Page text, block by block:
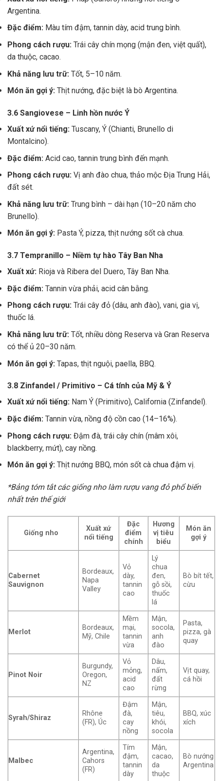
Argentina.
Đặc điểm: Màu tím đậm, tannin dày, acid trung bình.
Phong cách rượu: Trái cây chín mọng (mận đen, việt quất),
da thuộc, cacao.
Khả năng lưu trữ: Tốt, 5–10 năm.
Món ăn gợi ý: Thịt nướng, đặc biệt là bò Argentina.
3.6 Sangiovese – Linh hồn nước Ý
Xuất xứ nổi tiếng: Tuscany, Ý (Chianti, Brunello di
Montalcino).
Đặc điểm: Acid cao, tannin trung bình đến mạnh.
Phong cách rượu: Vị anh đào chua, thảo mộc Địa Trung Hải,
đất sét.
Khả năng lưu trữ: Trung bình – dài hạn (10–20 năm cho
Brunello).
Món ăn gợi ý: Pasta Ý, pizza, thịt nướng sốt cà chua.
3.7 Tempranillo – Niềm tự hào Tây Ban Nha
Xuất xứ: Rioja và Ribera del Duero, Tây Ban Nha.
Đặc điểm: Tannin vừa phải, acid cân bằng.
Phong cách rượu: Trái cây đỏ (dâu, anh đào), vani, gia vị,
thuốc lá.
Khả năng lưu trữ: Tốt, nhiều dòng Reserva và Gran Reserva
có thể ủ 20–30 năm.
Món ăn gợi ý: Tapas, thịt nguội, paella, BBQ.
3.8 Zinfandel / Primitivo – Cá tính của Mỹ & Ý
Xuất xứ nổi tiếng: Nam Ý (Primitivo), California (Zinfandel).
Đặc điểm: Tannin vừa, nồng độ cồn cao (14–16%).
Phong cách rượu: Đậm đà, trái cây chín (mâm xôi,
blackberry, mứt), cay nồng.
Món ăn gợi ý: Thịt nướng BBQ, món sốt cà chua đậm vị.
*Bảng tóm tắt các giống nho làm rượu vang đỏ phổ biến
nhất trên thế giới
Giống nho
Xuất xứ
nổi tiếng
Đặc
điểm
chính
Hương
vị tiêu
biểu
Món ăn
gợi ý
Cabernet
Sauvignon
Bordeaux,
Napa
Valley
Vỏ
dày,
tannin
cao
Lý
chua
đen,
gỗ sồi,
thuốc
lá
Bò bít tết,
cừu
Merlot
Bordeaux,
Mỹ, Chile
Mềm
mại,
tannin
vừa
Mận,
socola,
anh
đào
Pasta,
pizza, gà
quay
Pinot Noir
Burgundy,
Oregon,
NZ
Vỏ
mỏng,
acid
cao
Dâu,
nấm,
đất
rừng
Vịt quay,
cá hồi
Syrah/Shiraz
Rhône
(FR), Úc
Đậm
đà,
cay
nồng
Mận,
tiêu,
khói,
socola
BBQ, xúc
xích
Malbec
Argentina,
Cahors
(FR)
Tím
đậm,
tannin
dày
Mận,
cacao,
da
thuộc
Bò nướng
Argentina